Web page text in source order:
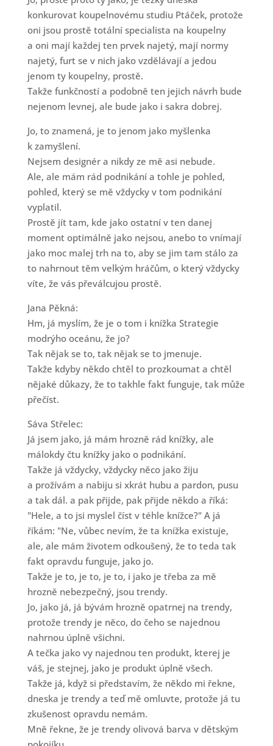
konkurovat koupelnovému studiu Ptáček, protože
oni jsou prostě totální specialista na koupelny
a oni mají každej ten prvek najetý, mají normy
najetý, furt se v nich jako vzdělávají a jedou
jenom ty koupelny, prostě.
Takže funkčností a podobně ten jejich návrh bude
nejenom levnej, ale bude jako i sakra dobrej.
Jo, to znamená, je to jenom jako myšlenka
k zamyšlení.
Nejsem designér a nikdy ze mě asi nebude.
Ale, ale mám rád podnikání a tohle je pohled,
pohled, který se mě vždycky v tom podnikání
vyplatil.
Prostě jít tam, kde jako ostatní v ten danej
moment optimálně jako nejsou, anebo to vnímají
jako moc malej trh na to, aby se jim tam stálo za
to nahrnout těm velkým hráčům, o který vždycky
víte, že vás převálcujou prostě.
Jana Pěkná:
Hm, já myslím, že je o tom i knížka Strategie
modrýho oceánu, že jo?
Tak nějak se to, tak nějak se to jmenuje.
Takže kdyby někdo chtěl to prozkoumat a chtěl
nějaké důkazy, že to takhle fakt funguje, tak může
přečíst.
Sáva Střelec:
Já jsem jako, já mám hrozně rád knížky, ale
málokdy čtu knížky jako o podnikání.
Takže já vždycky, vždycky něco jako žiju
a prožívám a nabiju si xkrát hubu a pardon, pusu
a tak dál. a pak přijde, pak přijde někdo a říká:
"Hele, a to jsi myslel číst v téhle knížce?" A já
říkám: "Ne, vůbec nevím, že ta knížka existuje,
ale, ale mám životem odkoušený, že to teda tak
fakt opravdu funguje, jako jo.
Takže je to, je to, je to, i jako je třeba za mě
hrozně nebezpečný, jsou trendy.
Jo, jako já, já bývám hrozně opatrnej na trendy,
protože trendy je něco, do čeho se najednou
nahrnou úplně všichni.
A tečka jako vy najednou ten produkt, kterej je
váš, je stejnej, jako je produkt úplně všech.
Takže já, když si představím, že někdo mi řekne,
dneska je trendy a teď mě omluvte, protože já tu
zkušenost opravdu nemám.
Mně řekne, že je trendy olivová barva v dětským